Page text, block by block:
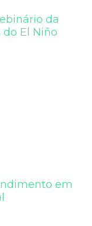
da
do El Niño
em